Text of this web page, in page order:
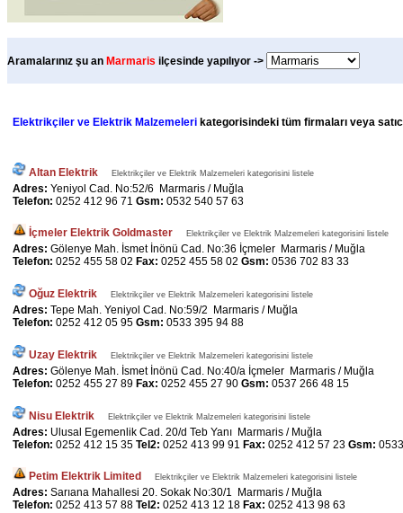
Aramalarınız şu an Marmaris ilçesinde yapılıyor ->
Elektrikçiler ve Elektrik Malzemeleri kategorisindeki tüm firmaları veya
Altan Elektrik Elektrikçiler ve Elektrik Malzemeleri kategorisini listele
Adres: Yeniyol Cad. No:52/6 Marmaris / Muğla
Telefon: 0252 412 96 71 Gsm: 0532 540 57 63
İçmeler Elektrik Goldmaster Elektrikçiler ve Elektrik Malzemeleri kategorisini listele
Adres: Gölenye Mah. İsmet İnönü Cad. No:36 İçmeler Marmaris / Muğla
Telefon: 0252 455 58 02 Fax: 0252 455 58 02 Gsm: 0536 702 83 33
Oğuz Elektrik Elektrikçiler ve Elektrik Malzemeleri kategorisini listele
Adres: Tepe Mah. Yeniyol Cad. No:59/2 Marmaris / Muğla
Telefon: 0252 412 05 95 Gsm: 0533 395 94 88
Uzay Elektrik Elektrikçiler ve Elektrik Malzemeleri kategorisini listele
Adres: Gölenye Mah. İsmet İnönü Cad. No:40/a İçmeler Marmaris / Muğla
Telefon: 0252 455 27 89 Fax: 0252 455 27 90 Gsm: 0537 266 48 15
Nisu Elektrik Elektrikçiler ve Elektrik Malzemeleri kategorisini listele
Adres: Ulusal Egemenlik Cad. 20/d Teb Yanı Marmaris / Muğla
Telefon: 0252 412 15 35 Tel2: 0252 413 99 91 Fax: 0252 412 57 23 Gsm:
Petim Elektrik Limited Elektrikçiler ve Elektrik Malzemeleri kategorisini listele
Adres: Sarıana Mahallesi 20. Sokak No:30/1 Marmaris / Muğla
Telefon: 0252 413 57 88 Tel2: 0252 413 12 18 Fax: 0252 413 98 63